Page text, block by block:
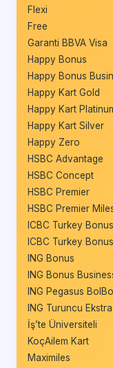
Flexi
Free
Garanti BBVA Visa
Happy Bonus
Happy Bonus
Happy Kart Gold
Happy Kart
Happy Kart Silver
Happy Zero
HSBC Advantage
HSBC Concept
HSBC Premier
HSBC Premier
ICBC Turkey Bonus
ICBC Turkey
ING Bonus
ING Bonus
ING Pegasus
ING Turuncu Ekstra
İş’te Üniversiteli
KoçAilem Kart
Maximiles